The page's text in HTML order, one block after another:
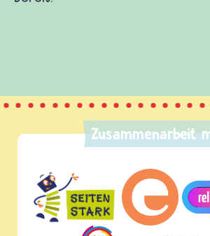
Zusammenarbeit